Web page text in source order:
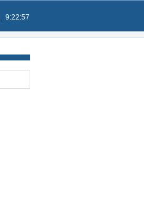
9:22:58